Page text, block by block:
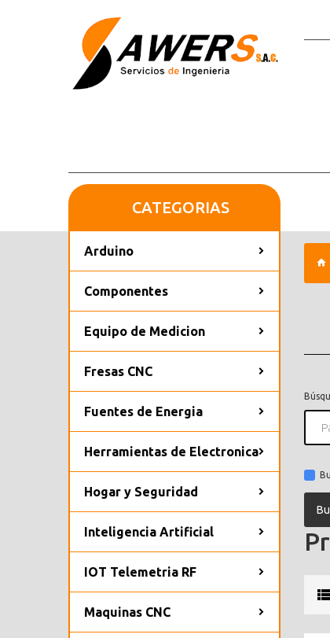
CATEGORIAS
Arduino
Componentes
Equipo de Medicion
Fresas CNC
Fuentes de Energia
Herramientas de Electronica
Hogar y Seguridad
Inteligencia Artificial
IOT Telemetria RF
Maquinas CNC